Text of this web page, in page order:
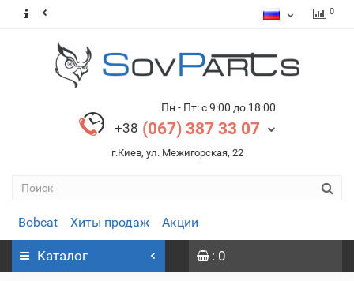
0
Пн - Пт: с 9:00 до 18:00
+38 (067) 387 33 07
г.Киев, ул. Межигорская, 22
Bobcat Хиты продаж Акции
Каталог : 0